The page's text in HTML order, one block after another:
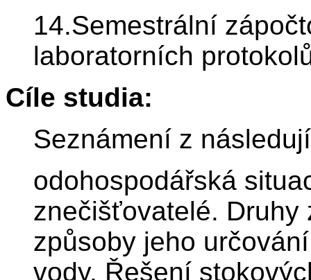
14.Semestrální
laboratorních
Cíle studia:
Seznámení z
odohospodářská
znečišťovatelé.
způsoby jeho
vody. Řešení